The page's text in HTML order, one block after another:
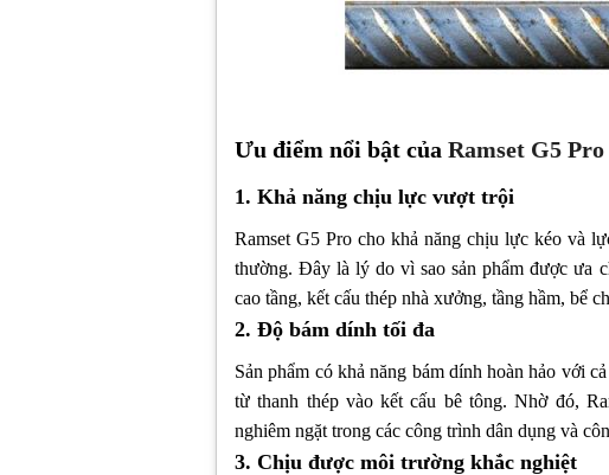
Ưu điểm nổi bật của Ramset G5 Pro
1. Khả năng chịu lực vượt trội
Ramset G5 Pro cho khả năng chịu lực kéo và
thường. Đây là lý do vì sao sản phẩm được ưa
cao tầng, kết cấu thép nhà xưởng, tầng hầm, bể
2. Độ bám dính tối đa
Sản phẩm có khả năng bám dính hoàn hảo với
từ thanh thép vào kết cấu bê tông. Nhờ đó,
nghiêm ngặt trong các công trình dân dụng và
3. Chịu được môi trường khắc nghiệt